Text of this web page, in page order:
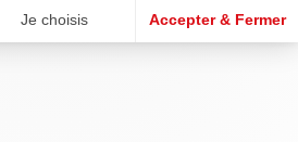
Je choisis Accepter & Fermer